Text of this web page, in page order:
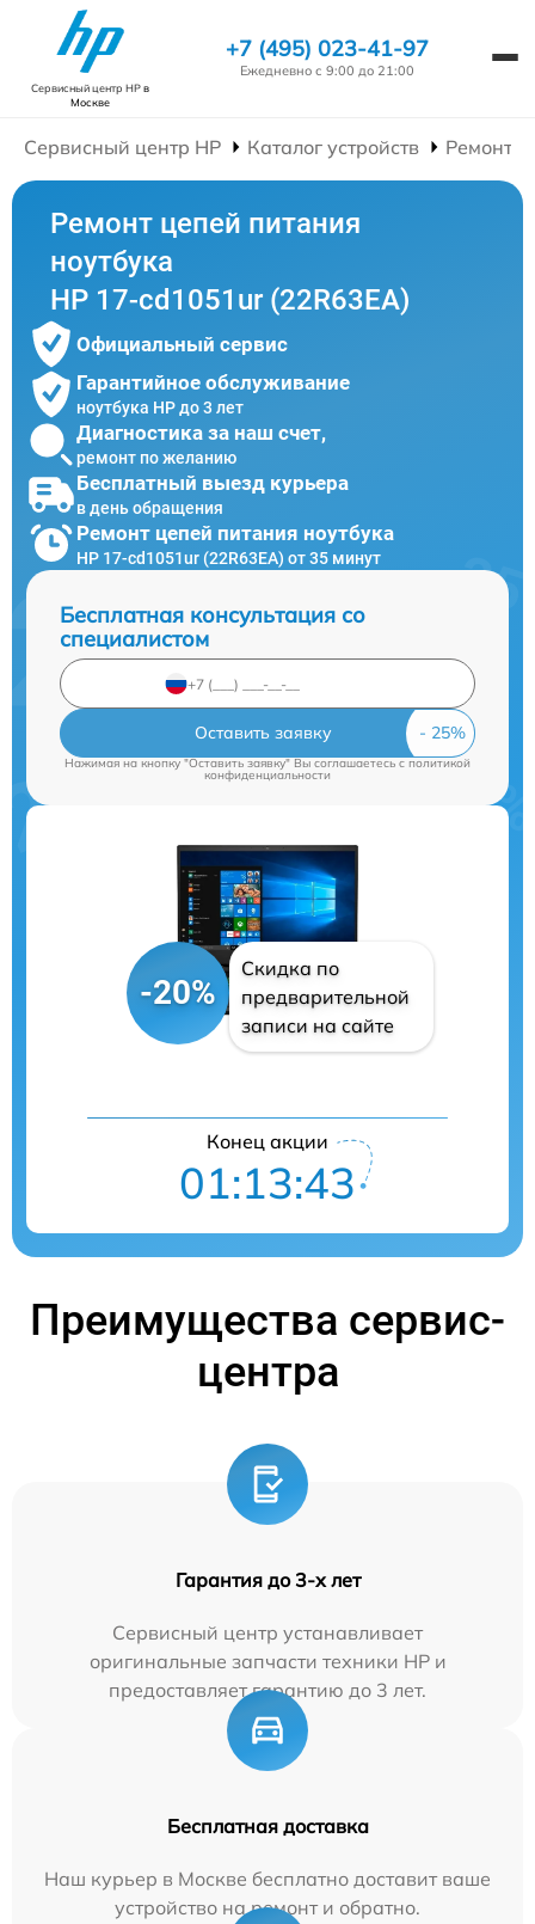
Сервисный центр HPв
Москве
+7 (495) 023-41-97
Ежедневно с 9:00 до 21:00
Сервисный центр HP Каталог устройств Ремонт
Ремонт цепей питания
ноутбука
HP 17-cd1051ur (22R63EA)
Официальный сервис
Гарантийное обслуживание
ноутбука HP до 3 лет
Диагностика за наш счет,
ремонт по желанию
Бесплатный выезд курьера
в день обращения
Ремонт цепей питания ноутбука
HP 17-cd1051ur (22R63EA) от 35 минут
Бесплатная консультация со
специалистом
Оставить заявку
Нажимая на кнопку "Оставить заявку" Вы соглашаетесь cполитикой
конфиденциальности
-20%
Скидка по
предварительной
записи на сайте
Конец акции
01:13:42
Преимущества сервис-
центра
Гарантия до 3-х лет
Сервисный центр устанавливает
оригинальные запчасти техники HP и
предоставляет гарантию до 3 лет.
Бесплатная доставка
Наш курьер в Москве бесплатно доставит ваше
устройство на ремонт и обратно.